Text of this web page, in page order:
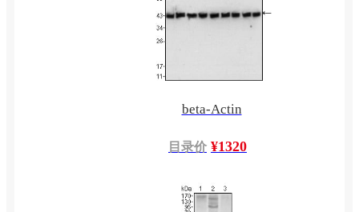
beta-Actin
目录价 ¥1320